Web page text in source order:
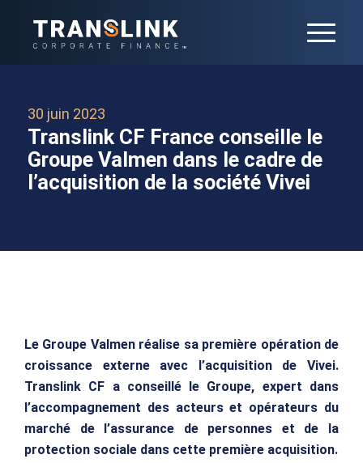
30 juin 2023
Translink CF France conseille le
Groupe Valmen dans le cadre de
l’acquisition de la société Vivei
Le Groupe Valmen réalise sa première opération de
croissance externe avec l’acquisition de Vivei.
Translink CF a conseillé le Groupe, expert dans
l’accompagnement des acteurs et opérateurs du
marché de l’assurance de personnes et de la
protection sociale dans cette première acquisition.